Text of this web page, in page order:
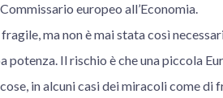
europeo all’Economia.
fragile, ma non è mai stata così
potenza. Il rischio è che una piccola
in alcuni casi dei miracoli come di